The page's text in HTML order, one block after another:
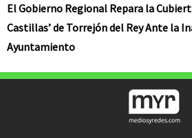
El Gobierno Regional Repara la
Castillas’ de Torrejón del Rey Ante la
Ayuntamiento